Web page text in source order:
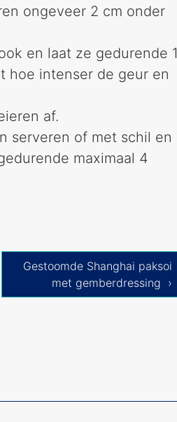
ongeveer 2 cm onder
en laat ze gedurende 1
hoe intenser de geur en
af.
serveren of met schil en
maximaal 4
Gestoomde Shanghai paksoi
met gemberdressing ›